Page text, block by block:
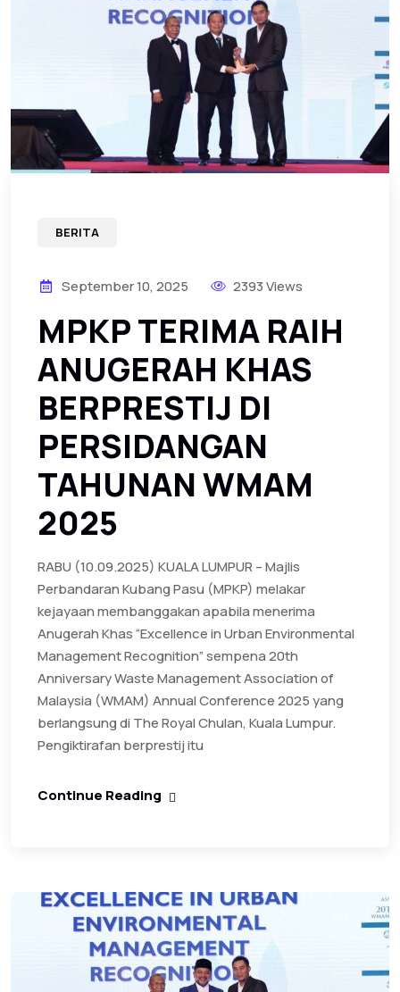
BERITA
September 10, 2025 2393 Views
MPKP TERIMA RAIH
ANUGERAH KHAS
BERPRESTIJ DI
PERSIDANGAN
TAHUNAN WMAM
2025
RABU (10.09.2025) KUALA LUMPUR – Majlis
Perbandaran Kubang Pasu (MPKP) melakar
kejayaan membanggakan apabila menerima
Anugerah Khas “Excellence in Urban Environmental
Management Recognition” sempena 20th
Anniversary Waste Management Association of
Malaysia (WMAM) Annual Conference 2025 yang
berlangsung di The Royal Chulan, Kuala Lumpur.
Pengiktirafan berprestij itu
Continue Reading